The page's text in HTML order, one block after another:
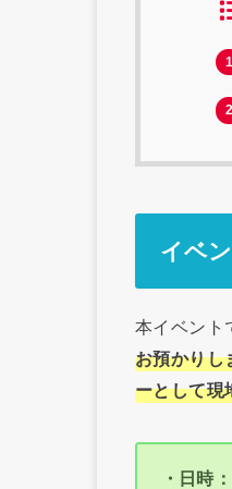
1
2
イベ
本イベント
お預かりし
ーとして現
・日時